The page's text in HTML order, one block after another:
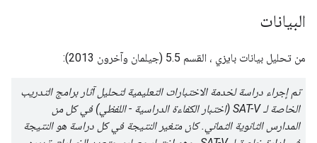
البيانات
من تحليل بيانات بايزي ، القسم 5.5 (جيلمان وآخرون 2013):
تم إجراء دراسة لخدمة الاختبارات التعليمية لتحليل آثار برامج التدريب
الخاصة لـ SAT-V (اختبار الكفاءة الدراسية - اللفظي) في كل من
المدارس الثانوية الثماني. كان متغير النتيجة في كل دراسة هو النتيجة